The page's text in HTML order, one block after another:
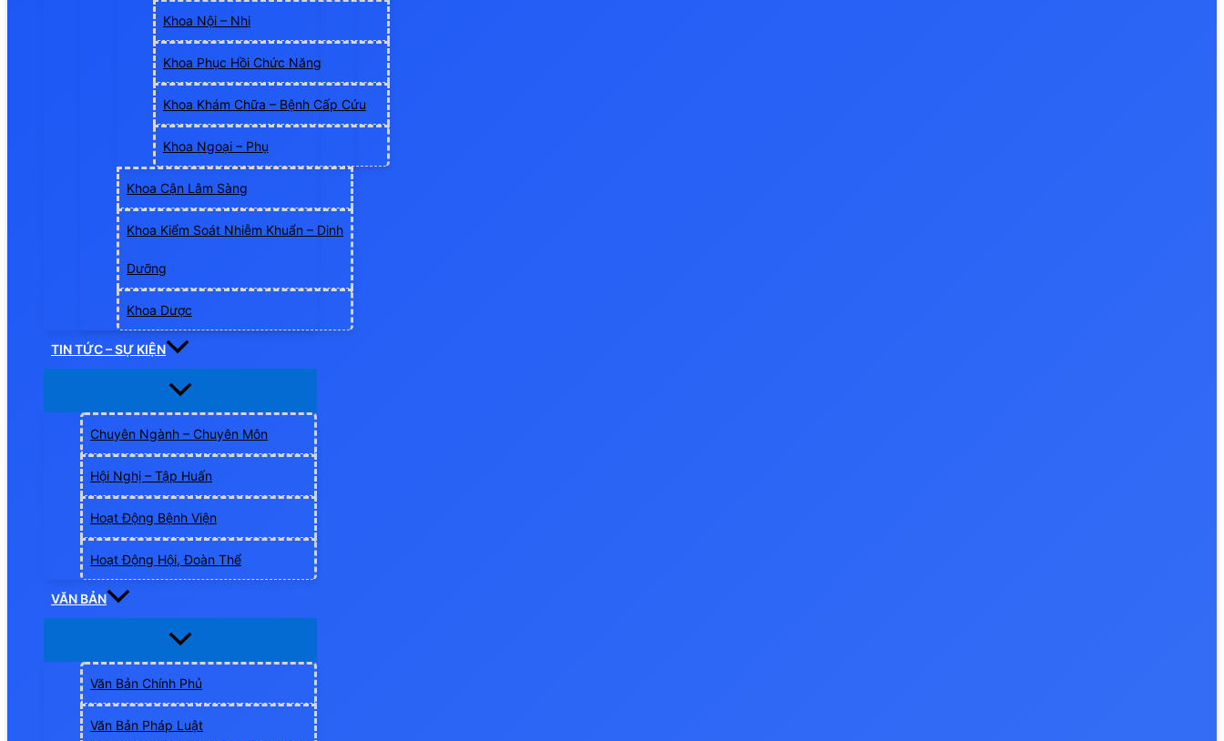
Khoa Nội – Nhi
Khoa Phục Hồi Chức Năng
Khoa Khám Chữa – Bệnh Cấp Cứu
Khoa Ngoại – Phụ
Khoa Cận Lâm Sàng
Khoa Kiểm Soát Nhiễm Khuẩn – Dinh
Dưỡng
Khoa Dược
TIN TỨC – SỰ KIỆN
Chuyên Ngành – Chuyên Môn
Hội Nghị – Tập Huấn
Hoạt Động Bệnh Viện
Hoạt Động Hội, Đoàn Thể
VĂN BẢN
Văn Bản Chính Phủ
Văn Bản Pháp Luật